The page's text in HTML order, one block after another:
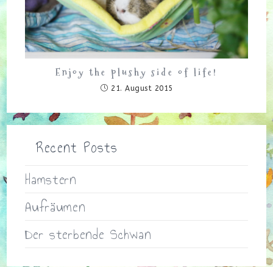
Enjoy the plushy side of life!
21. August 2015
Recent Posts
Hamstern
Aufräumen
Der sterbende Schwan